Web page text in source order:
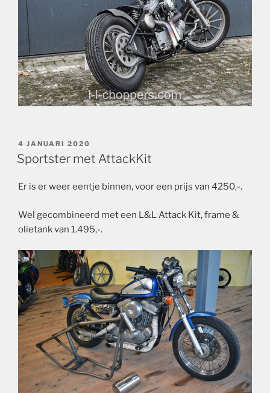
GEPLAATST
OP
4 JANUARI 2020
Sportster met AttackKit
Er is er weer eentje binnen, voor een prijs van 4250,-.
Wel gecombineerd met een L&L Attack Kit, frame &
olietank van 1.495,-.